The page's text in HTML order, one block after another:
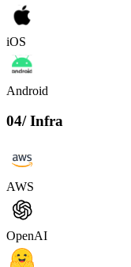
iOS
Android
04/ Infra
AWS
OpenAI